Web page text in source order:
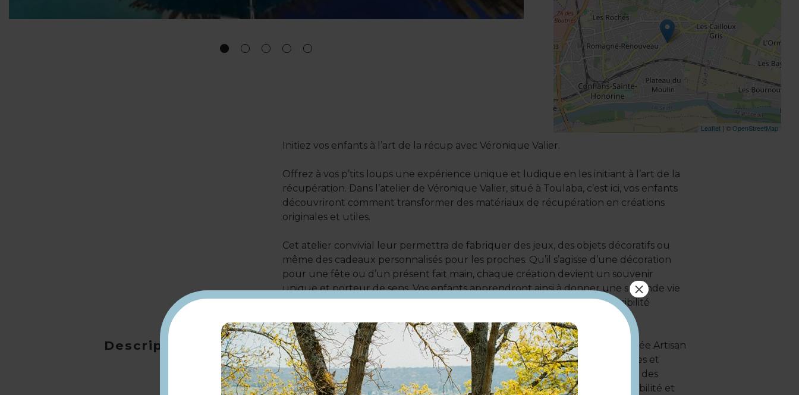
Leaflet | ©OpenStreetMap
Description
Initiez vos enfants à l’art de la récup avec Véronique Valier.
Offrez à vos p’tits loups une expérience unique et ludique en les initiant à l’art de la
récupération. Dans l’atelier de Véronique Valier, situé à Toulaba, c’est ici, vos enfants
découvriront comment transformer des matériaux de récupération en créations
originales et utiles.
Cet atelier convivial leur permettra de fabriquer des jeux, des objets décoratifs ou
même des cadeaux personnalisés pour les proches. Qu’il s’agisse d’une décoration
pour une fête ou d’un présent fait main, chaque création devient un souvenir
unique et porteur de sens. Vos enfants apprendront ainsi à donner une seconde vie
aux objets tout en stimulant leur créativité et en développant leur sensibilité
Encadrés par Véronique, artiste plasticienne et designer cartonniste labellisée Artisan
du Tourisme 2023, les participants seront guidés à travers des étapes simples et
adaptées à leur âge. Ils utiliseront des matériaux récupérés pour concevoir des
créations uniques et pratiques, tout en découvrant l’importance de la durabilité et
×